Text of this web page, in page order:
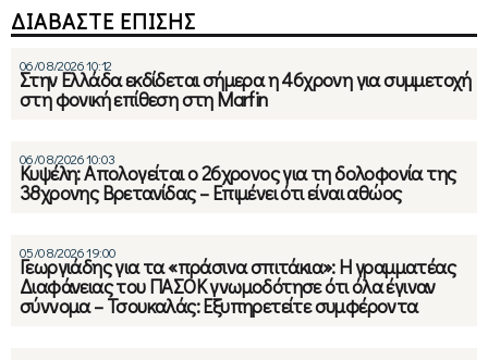
ΔΙΑΒΑΣΤΕ ΕΠΙΣΗΣ
06/08/2026 10:12
Στην Ελλάδα εκδίδεται σήμερα η 46χρονη για συμμετοχή
στη φονική επίθεση στη Marfin
06/08/2026 10:03
Κυψέλη: Απολογείται ο 26χρονος για τη δολοφονία της
38χρονης Βρετανίδας – Επιμένει ότι είναι αθώος
05/08/2026 19:00
Γεωργιάδης για τα «πράσινα σπιτάκια»: Η γραμματέας
Διαφάνειας του ΠΑΣΟΚ γνωμοδότησε ότι όλα έγιναν
σύννομα – Τσουκαλάς: Εξυπηρετείτε συμφέροντα